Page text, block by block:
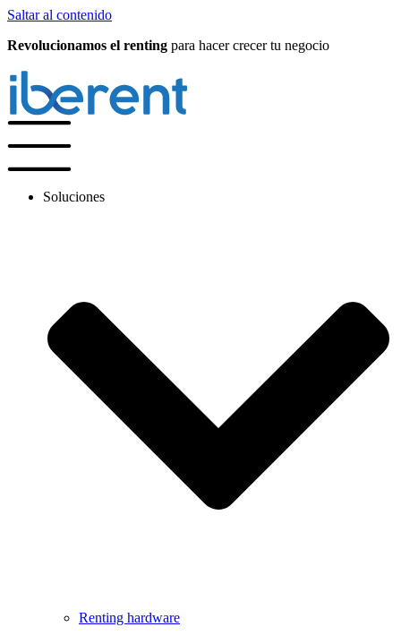
Saltar al contenido
Revolucionamos el renting para hacer crecer tu negocio
Soluciones
Renting hardware